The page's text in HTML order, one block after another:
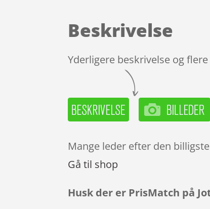
Beskrivelse
Yderligere beskrivelse og
Mange leder efter den
Gå til shop
Husk der er PrisMatch på